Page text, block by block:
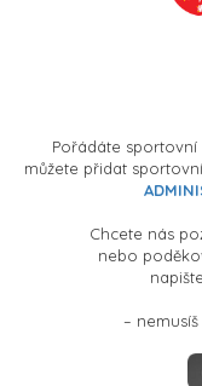
Pořádáte sportovní
můžete přidat
Chcete nás
nebo
–